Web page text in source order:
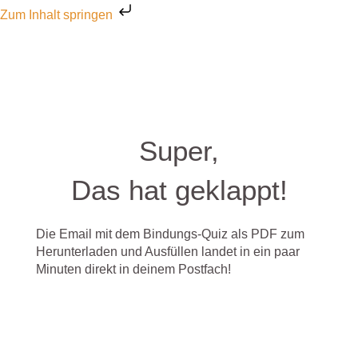
Zum Inhalt springen
Super,
Das hat geklappt!
Die Email mit dem Bindungs-Quiz als PDF zum
Herunterladen und Ausfüllen landet in ein paar
Minuten direkt in deinem Postfach!